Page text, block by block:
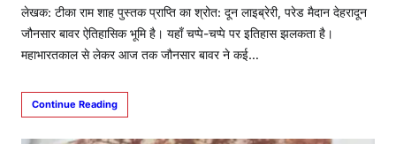
लेखक: टीका राम शाह पुस्तक प्राप्ति का श्रोत: दून लाइब्रेरी, परेड मैदान देहरादून
जौनसार बावर ऐतिहासिक भूमि है। यहाँ चप्पे-चप्पे पर इतिहास झलकता है।
महाभारतकाल से लेकर आज तक जौनसार बावर ने कई…
Continue Reading